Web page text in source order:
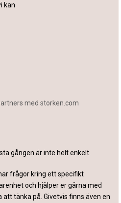
kan
gången är inte helt enkelt.
frågor kring ett specifikt
och hjälper er gärna med
tänka på. Givetvis finns även en